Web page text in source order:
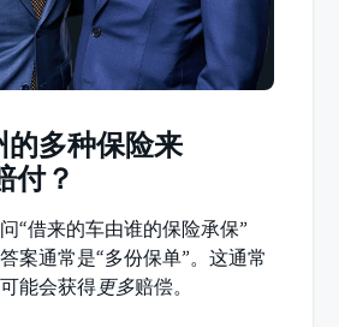
的多种保险来
付？
“借来的车由谁的保险承保”
案通常是“多份保单”。这通常
能会获得更多赔偿。